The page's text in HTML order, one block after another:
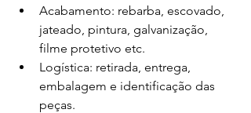
Acabamento: rebarba, escovado,
jateado, pintura, galvanização,
filme protetivo etc.
Logística: retirada, entrega,
embalagem e identificação das
peças.